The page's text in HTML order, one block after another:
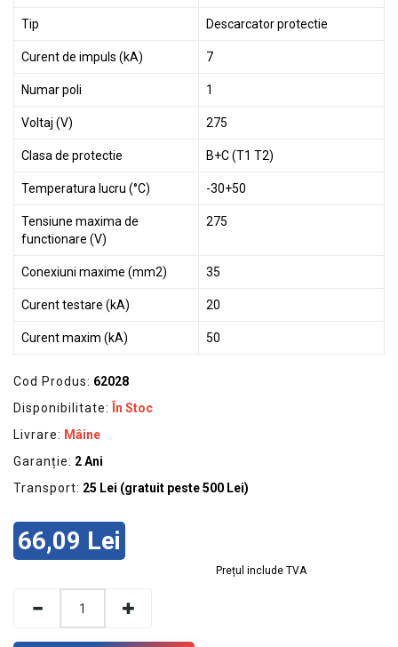
Tip Descarcator protectie
Curent de impuls (kA) 7
Numar poli 1
Voltaj (V) 275
Clasa de protectie B+C (T1 T2)
Temperatura lucru (°C) -30+50
Tensiune maxima de
functionare (V)
275
Conexiuni maxime (mm2) 35
Curent testare (kA) 20
Curent maxim (kA) 50
Cod Produs: 62028
Disponibilitate:
În Stoc
Livrare: Mâine
Garanție: 2 Ani
Transport: 25 Lei (gratuit peste 500 Lei)
66,09 Lei
Prețul include TVA